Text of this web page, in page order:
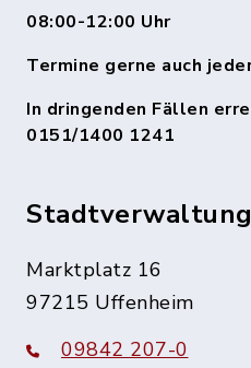
08:00-12:00 Uhr
Termine gerne auch
In dringenden Fällen
0151/1400 1241
Marktplatz 16
97215 Uffenheim
09842 207-0